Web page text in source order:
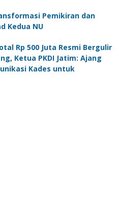
Pemikiran dan
Kedua NU
Rp 500 Juta Resmi Bergulir
Ketua PKDI Jatim: Ajang
Kades untuk